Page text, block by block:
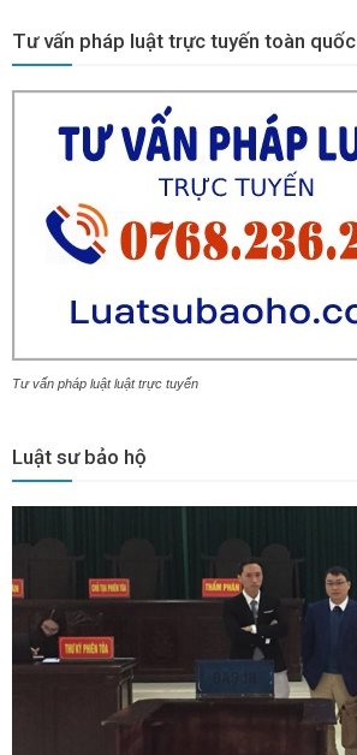
Tư vấn pháp luật trực tuyến toàn quốc
Tư vấn pháp luật luật trực tuyến
Luật sư bảo hộ